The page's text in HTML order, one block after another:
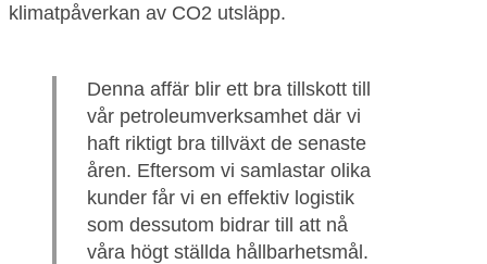
klimatpåverkan av CO2 utsläpp.
Denna affär blir ett bra tillskott till
vår petroleumverksamhet där vi
haft riktigt bra tillväxt de senaste
åren. Eftersom vi samlastar olika
kunder får vi en effektiv logistik
som dessutom bidrar till att nå
våra högt ställda hållbarhetsmål.